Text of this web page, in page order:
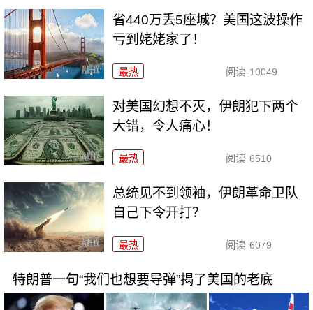
省440万丢5座城？美国这波操作
亏到姥姥家了！
最热 阅读 10049
对美国幻想不灭，伊朗犯下两个
大错，令人痛心！
最热 阅读 6510
总统见不到领袖，伊朗革命卫队
自己下令开打？
最热 阅读 6079
特朗普一句“我们也想要导弹”揭了美国的老底